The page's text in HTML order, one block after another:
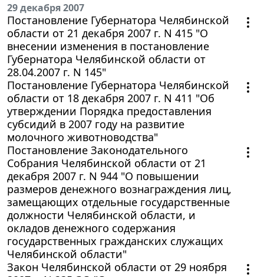
29 декабря 2007
Постановление Губернатора Челябинской
области от 21 декабря 2007 г. N 415 "О
внесении изменения в постановление
Губернатора Челябинской области от
28.04.2007 г. N 145"
Постановление Губернатора Челябинской
области от 18 декабря 2007 г. N 411 "Об
утверждении Порядка предоставления
субсидий в 2007 году на развитие
молочного животноводства"
Постановление Законодательного
Собрания Челябинской области от 21
декабря 2007 г. N 944 "О повышении
размеров денежного вознаграждения лиц,
замещающих отдельные государственные
должности Челябинской области, и
окладов денежного содержания
государственных гражданских служащих
Челябинской области"
Закон Челябинской области от 29 ноября